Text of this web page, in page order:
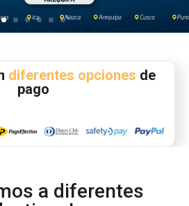
diferentes opciones de
pago
a diferentes